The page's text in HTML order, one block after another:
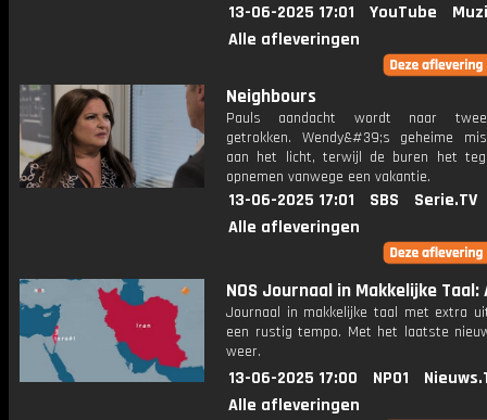
13-06-2025 17:01 YouTube
Alle afleveringen
Neighbours
Pauls aandacht wordt naar
getrokken. Wendy&#39;s geheime
aan het licht, terwijl de buren het
opnemen vanwege een vakantie.
13-06-2025 17:01 SBS
Serie.TV
Alle afleveringen
NOS Journaal in Makkelijke Taal:
Journaal in makkelijke taal met extra
een rustig tempo. Met het laatste
weer.
13-06-2025 17:00 NPO1
Alle afleveringen